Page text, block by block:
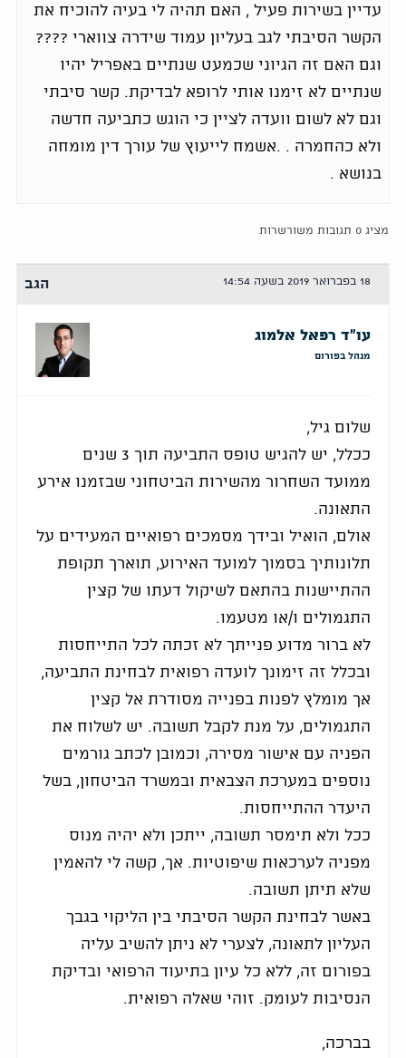
עדיין בשירות פעיל , האם תהיה לי בעיה להוכיח את
הקשר הסיבתי לגב בעליון עמוד שידרה צווארי ????
וגם האם זה הגיוני שכמעט שנתיים באפריל יהיו
שנתיים לא זימנו אותי לרופא לבדיקת. קשר סיבתי
וגם לא לשום וועדה לציין כי הוגש כתביעה חדשה
ולא כהחמרה . .אשמח לייעוץ של עורך דין מומחה
בנושא .
מציג 0 תגובות משורשרות
18 בפברואר 2019 בשעה 14:54 הגב
עו"ד רפאל אלמוג
מנהל בפורום
שלום גיל,
ככלל, יש להגיש טופס התביעה תוך 3 שנים
ממועד השחרור מהשירות הביטחוני שבזמנו אירע
התאונה.
אולם, הואיל ובידך מסמכים רפואיים המעידים על
תלונותיך בסמוך למועד האירוע, תוארך תקופת
ההתיישנות בהתאם לשיקול דעתו של קצין
התגמולים ו/או מטעמו.
לא ברור מדוע פנייתך לא זכתה לכל התייחסות
ובכלל זה זימונך לועדה רפואית לבחינת התביעה,
אך מומלץ לפנות בפנייה מסודרת אל קצין
התגמולים, על מנת לקבל תשובה. יש לשלוח את
הפניה עם אישור מסירה, וכמובן לכתב גורמים
נוספים במערכת הצבאית ובמשרד הביטחון, בשל
היעדר ההתייחסות.
ככל ולא תימסר תשובה, ייתכן ולא יהיה מנוס
מפניה לערכאות שיפוטיות. אך, קשה לי להאמין
שלא תיתן תשובה.
באשר לבחינת הקשר הסיבתי בין הליקוי בגבך
העליון לתאונה, לצערי לא ניתן להשיב עליה
בפורום זה, ללא כל עיון בתיעוד הרפואי ובדיקת
הנסיבות לעומק. זוהי שאלה רפואית.
בברכה,